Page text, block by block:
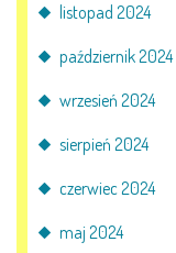
listopad 2024
październik 2024
wrzesień 2024
sierpień 2024
czerwiec 2024
maj 2024